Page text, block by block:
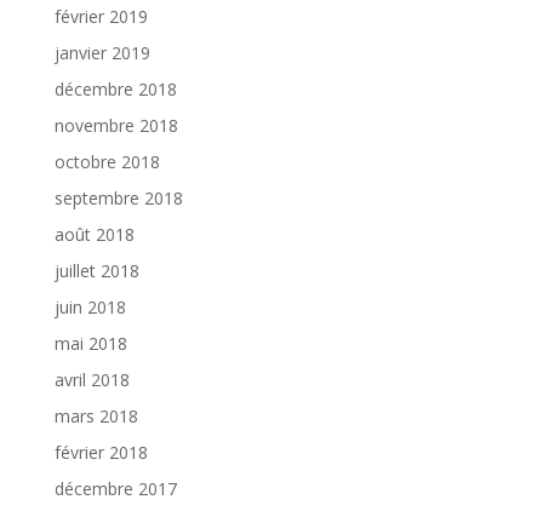
février 2019
janvier 2019
décembre 2018
novembre 2018
octobre 2018
septembre 2018
août 2018
juillet 2018
juin 2018
mai 2018
avril 2018
mars 2018
février 2018
décembre 2017